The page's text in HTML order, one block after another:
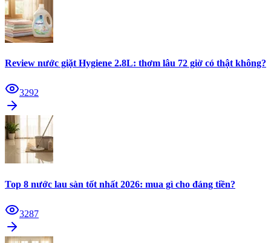
Review nước giặt Hygiene 2.8L: thơm lâu 72 giờ có thật không?
3292
Top 8 nước lau sàn tốt nhất 2026: mua gì cho đáng tiền?
3287